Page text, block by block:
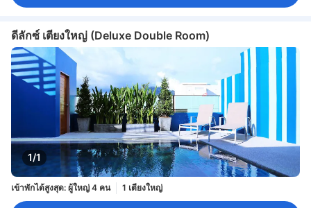
ดีลักซ์ เตียงใหญ่ (Deluxe Double Room)
1/1
เข้าพักได้สูงสุด: ผู้ใหญ่ 4 คน 1 เตียงใหญ่